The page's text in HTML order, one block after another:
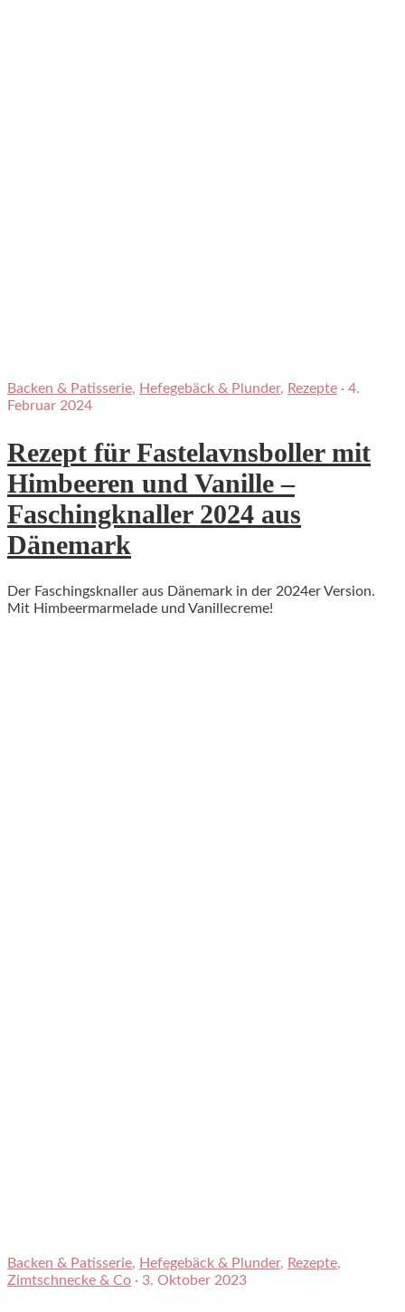
Backen & Patisserie, Hefegebäck & Plunder, Rezepte · 4.
Februar 2024
Rezept für Fastelavnsboller mit
Himbeeren und Vanille –
Faschingknaller 2024 aus
Dänemark
Der Faschingsknaller aus Dänemark in der 2024er Version.
Mit Himbeermarmelade und Vanillecreme!
Backen & Patisserie, Hefegebäck & Plunder, Rezepte,
Zimtschnecke & Co · 3. Oktober 2023